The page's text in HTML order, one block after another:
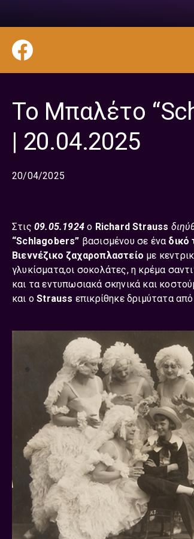
Το Μπαλέτο
| 20.04.2025
20/04/2025
Στις 09.05.1924ο Richard Strauss
“Schlagobers” βασισμένου σε ένα δικό
Bιεννέζικο ζαχαροπλαστείο με
γλυκίσματα,οι σοκολάτες, η κρέμα
και τα εντυπωσιακά σκηνικά και
και οStrauss επικρίθηκε δριμύτατα